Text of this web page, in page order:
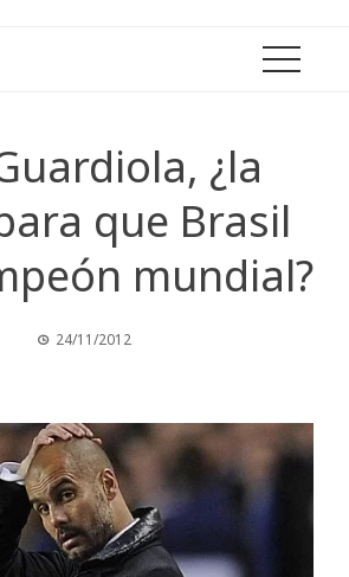
¿la
que Brasil
mundial?
24/11/2012